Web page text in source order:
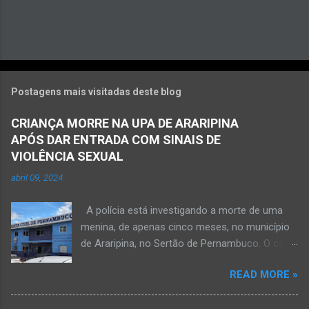
Postagens mais visitadas deste blog
CRIANÇA MORRE NA UPA DE ARARIPINA
APÓS DAR ENTRADA COM SINAIS DE
VIOLÊNCIA SEXUAL
abril 09, 2024
A polícia está investigando a morte de uma
menina, de apenas cinco meses, no município
de Araripina, no Sertão de Pernambuco. O caso
morte a esclarecer”. A PM diz que, na segunda-
feira (8), foi acionada para verificar uma
READ MORE »